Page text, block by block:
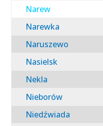
Narew
Narewka
Naruszewo
Nasielsk
Nekla
Nieborów
Niedźwiada